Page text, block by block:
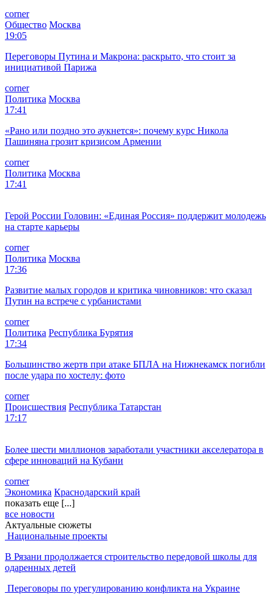
corner
Общество Москва
19:05
Переговоры Путина и Макрона: раскрыто, что стоит за
инициативой Парижа
corner
Политика Москва
17:41
«Рано или поздно это аукнется»: почему курс Никола
Пашиняна грозит кризисом Армении
corner
Политика Москва
17:41
Герой России Головин: «Единая Россия» поддержит молодежь
на старте карьеры
corner
Политика Москва
17:36
Развитие малых городов и критика чиновников: что сказал
Путин на встрече с урбанистами
corner
Политика Республика Бурятия
17:34
Большинство жертв при атаке БПЛА на Нижнекамск погибли
после удара по хостелу: фото
corner
Происшествия Республика Татарстан
17:17
Более шести миллионов заработали участники акселератора в
сфере инноваций на Кубани
corner
Экономика Краснодарский край
показать еще [...]
все новости
Актуальные сюжеты
Национальные проекты
В Рязани продолжается строительство передовой школы для
одаренных детей
Переговоры по урегулированию конфликта на Украине